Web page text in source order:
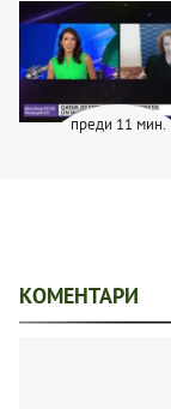
преди 11 мин.
КОМЕНТАРИ